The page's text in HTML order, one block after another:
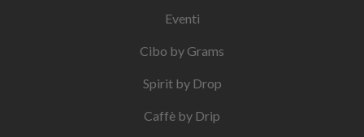
Eventi
Cibo by Grams
Spirit by Drop
Caffè by Drip